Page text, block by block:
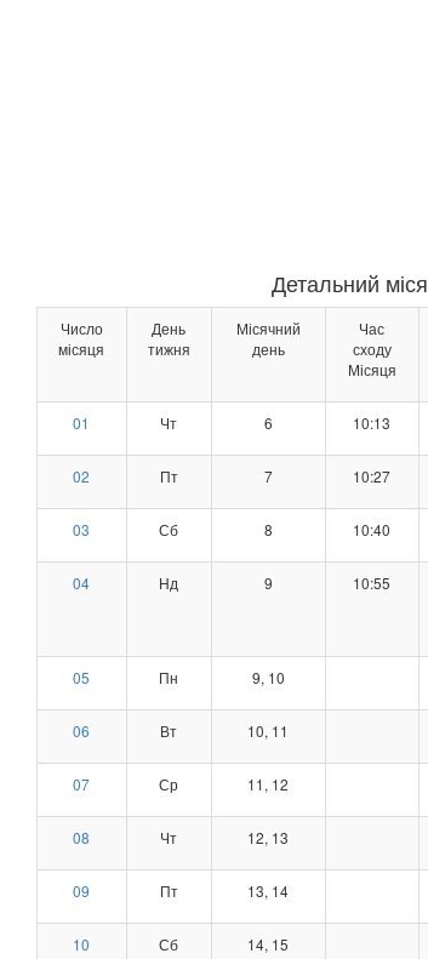
Детальний
Число
місяця
День
тижня
Місячний
день
Час
сходу
Місяця
01 Чт 6 10:13
02 Пт 7 10:27
03 Сб 8 10:40
04 Нд 9 10:55
05 Пн 9, 10
06 Вт 10, 11
07 Ср 11, 12
08 Чт 12, 13
09 Пт 13, 14
10 Сб 14, 15